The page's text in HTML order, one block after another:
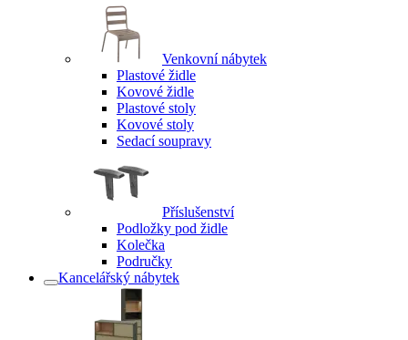
Venkovní nábytek
Plastové židle
Kovové židle
Plastové stoly
Kovové stoly
Sedací soupravy
Příslušenství
Podložky pod židle
Kolečka
Područky
Kancelářský nábytek